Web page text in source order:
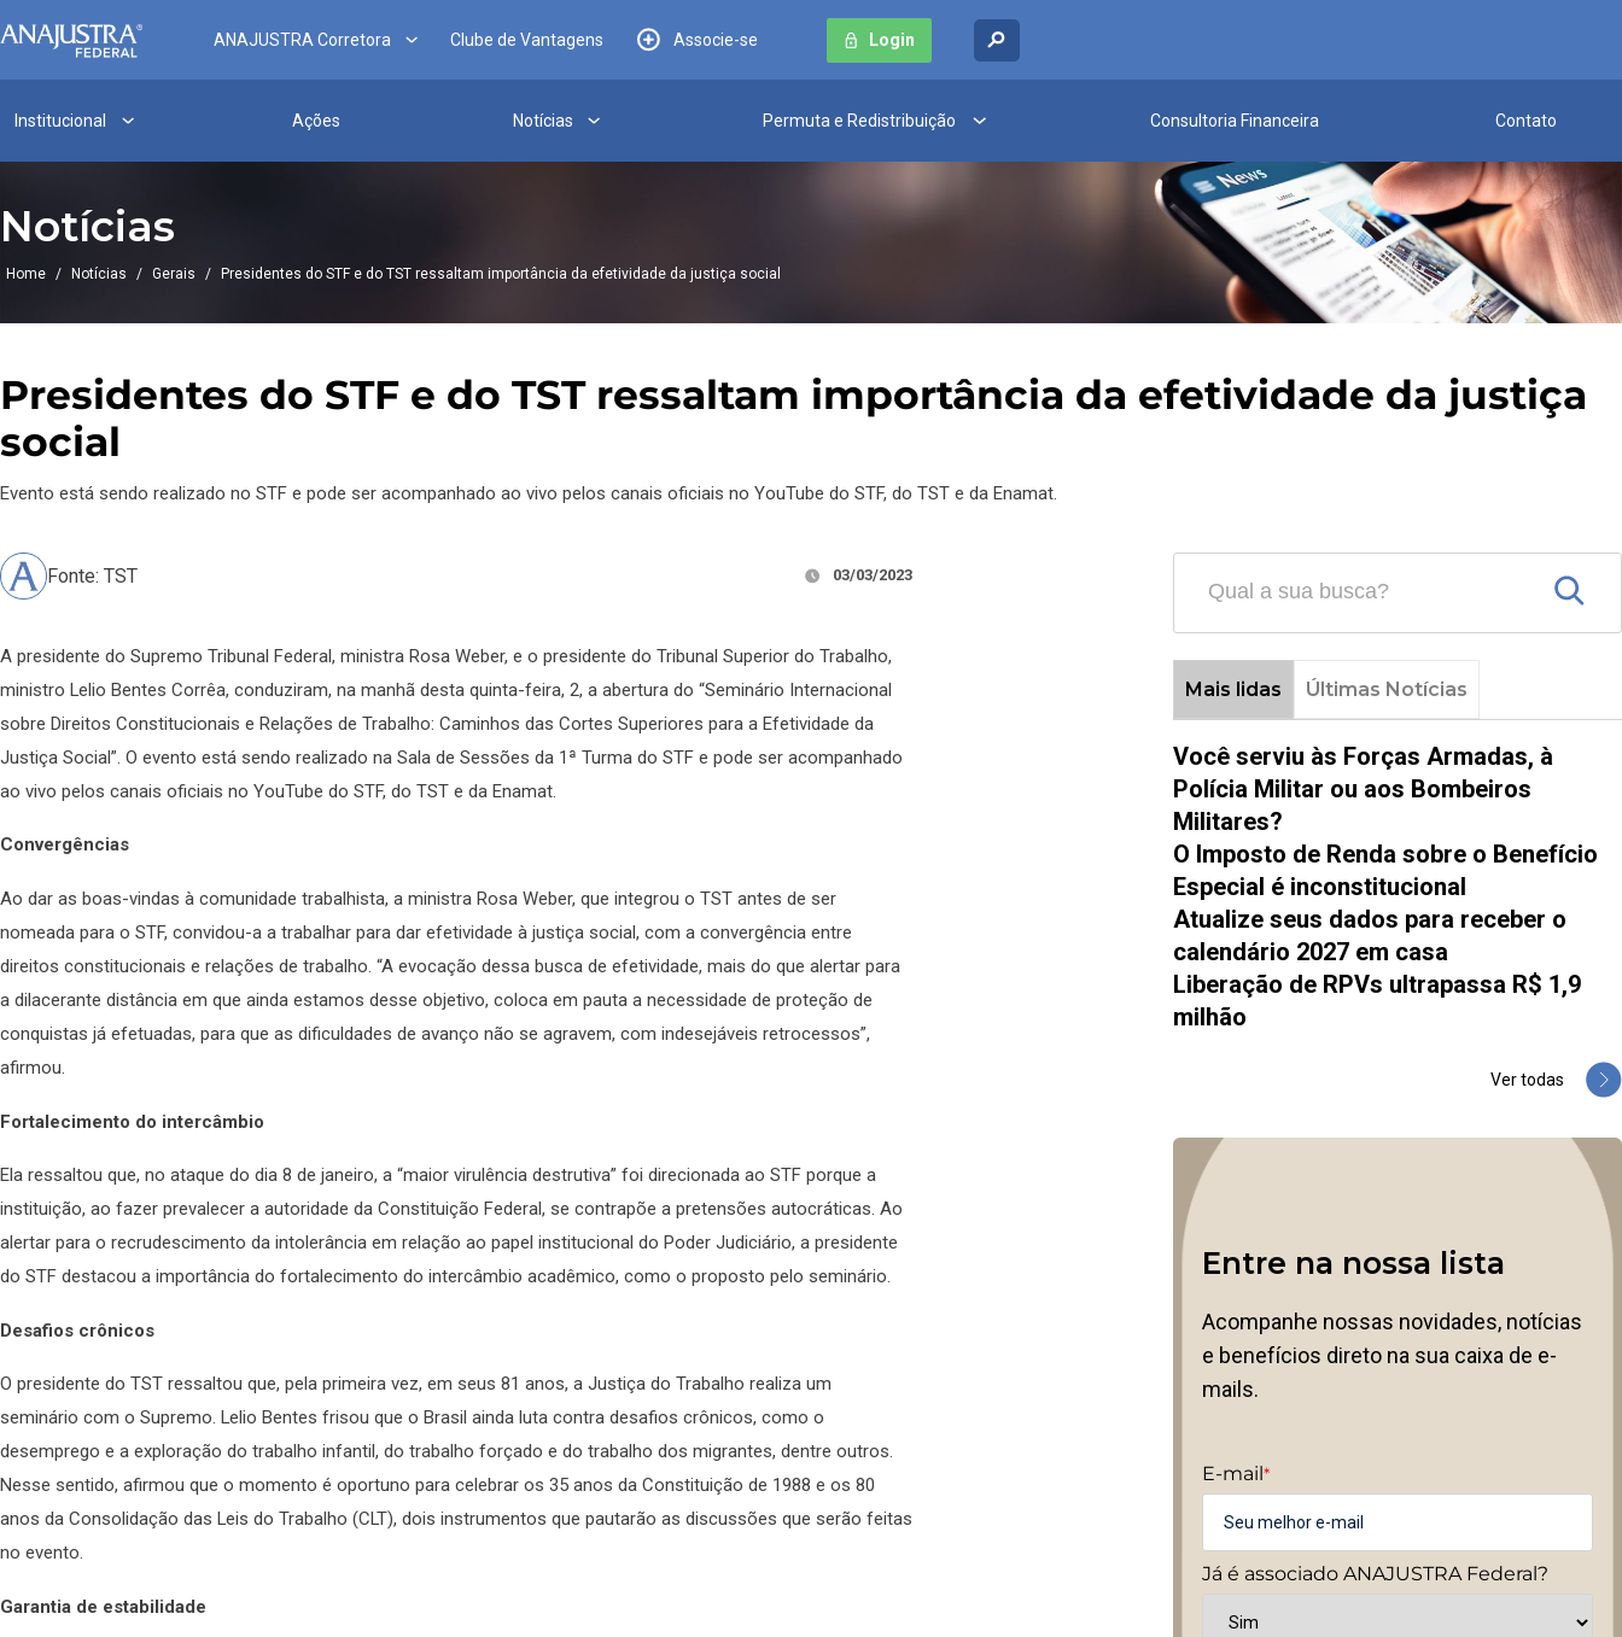
ANAJUSTRA Corretora Clube de Vantagens Associe-se Login
Institucional Ações Notícias Permuta e Redistribuição Consultoria Financeira Contato
Notícias
Home / Notícias / Gerais / Presidentes do STF e do TST ressaltam importância da efetividade da justiça social
Presidentes do STF e do TST ressaltam importância da efetividade da justiça
social
Evento está sendo realizado no STF e pode ser acompanhado ao vivo pelos canais oficiais no YouTube do STF, do TST e da Enamat.
Fonte: TST 03/03/2023
A presidente do Supremo Tribunal Federal, ministra Rosa Weber, e o presidente do Tribunal Superior do Trabalho,
ministro Lelio Bentes Corrêa, conduziram, na manhã desta quinta-feira, 2, a abertura do “Seminário Internacional
sobre Direitos Constitucionais e Relações de Trabalho: Caminhos das Cortes Superiores para a Efetividade da
Justiça Social”. O evento está sendo realizado na Sala de Sessões da 1ª Turma do STF e pode ser acompanhado
ao vivo pelos canais oficiais no YouTube do STF, do TST e da Enamat.
Convergências
Ao dar as boas-vindas à comunidade trabalhista, a ministra Rosa Weber, que integrou o TST antes de ser
nomeada para o STF, convidou-a a trabalhar para dar efetividade à justiça social, com a convergência entre
direitos constitucionais e relações de trabalho. “A evocação dessa busca de efetividade, mais do que alertar para
a dilacerante distância em que ainda estamos desse objetivo, coloca em pauta a necessidade de proteção de
conquistas já efetuadas, para que as dificuldades de avanço não se agravem, com indesejáveis retrocessos”,
afirmou.
Fortalecimento do intercâmbio
Ela ressaltou que, no ataque do dia 8 de janeiro, a “maior virulência destrutiva” foi direcionada ao STF porque a
instituição, ao fazer prevalecer a autoridade da Constituição Federal, se contrapõe a pretensões autocráticas. Ao
alertar para o recrudescimento da intolerância em relação ao papel institucional do Poder Judiciário, a presidente
do STF destacou a importância do fortalecimento do intercâmbio acadêmico, como o proposto pelo seminário.
Desafios crônicos
O presidente do TST ressaltou que, pela primeira vez, em seus 81 anos, a Justiça do Trabalho realiza um
seminário com o Supremo. Lelio Bentes frisou que o Brasil ainda luta contra desafios crônicos, como o
desemprego e a exploração do trabalho infantil, do trabalho forçado e do trabalho dos migrantes, dentre outros.
Nesse sentido, afirmou que o momento é oportuno para celebrar os 35 anos da Constituição de 1988 e os 80
anos da Consolidação das Leis do Trabalho (CLT), dois instrumentos que pautarão as discussões que serão feitas
no evento.
Garantia de estabilidade
Mais lidas Últimas Notícias
Você serviu às Forças Armadas, à
Polícia Militar ou aos Bombeiros
Militares?
O Imposto de Renda sobre o Benefício
Especial é inconstitucional
Atualize seus dados para receber o
calendário 2027 em casa
Liberação de RPVs ultrapassa R$ 1,9
milhão
Ver todas
Entre na nossa lista
Acompanhe nossas novidades, notícias
e benefícios direto na sua caixa de e-
mails.
E-mail *
Já é associado ANAJUSTRA Federal?